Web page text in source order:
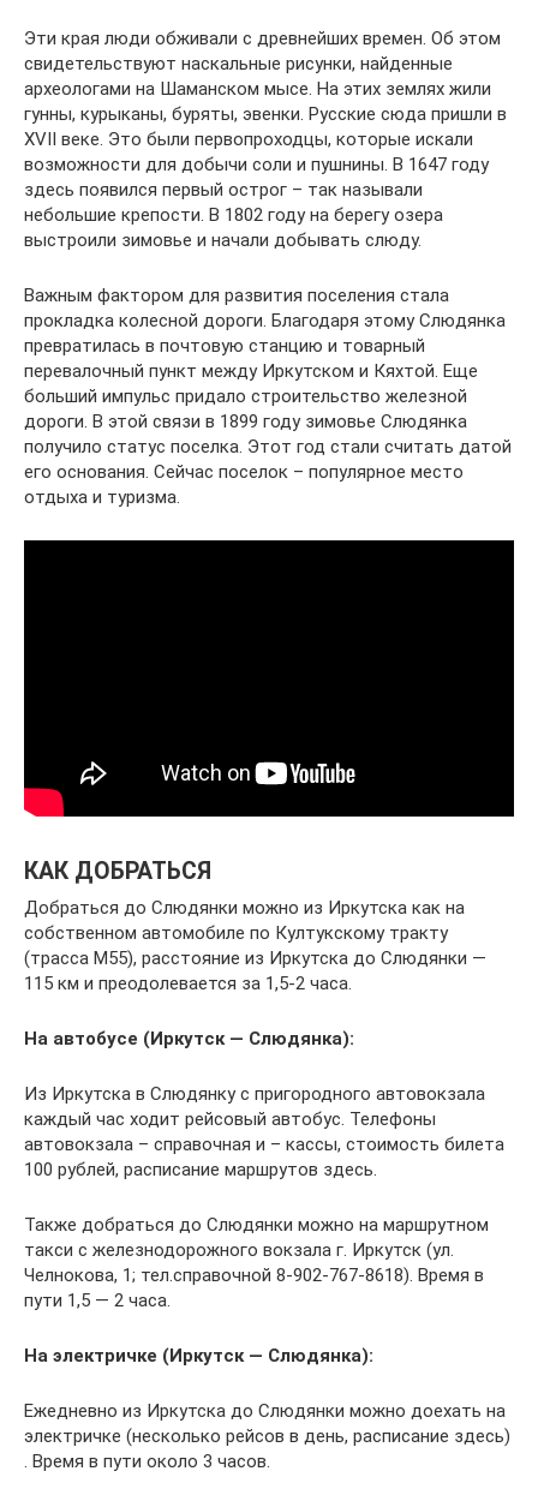
Эти края люди обживали с древнейших времен. Об этом
свидетельствуют наскальные рисунки, найденные
археологами на Шаманском мысе. На этих землях жили
гунны, курыканы, буряты, эвенки. Русские сюда пришли в
XVII веке. Это были первопроходцы, которые искали
возможности для добычи соли и пушнины. В 1647 году
здесь появился первый острог – так называли
небольшие крепости. В 1802 году на берегу озера
выстроили зимовье и начали добывать слюду.
Важным фактором для развития поселения стала
прокладка колесной дороги. Благодаря этому Слюдянка
превратилась в почтовую станцию и товарный
перевалочный пункт между Иркутском и Кяхтой. Еще
больший импульс придало строительство железной
дороги. В этой связи в 1899 году зимовье Слюдянка
получило статус поселка. Этот год стали считать датой
его основания. Сейчас поселок – популярное место
отдыха и туризма.
КАК ДОБРАТЬСЯ
Добраться до Слюдянки можно из Иркутска как на
собственном автомобиле по Култукскому тракту
(трасса М55), расстояние из Иркутска до Слюдянки —
115 км и преодолевается за 1,5-2 часа.
На автобусе (Иркутск — Слюдянка):
Из Иркутска в Слюдянку с пригородного автовокзала
каждый час ходит рейсовый автобус. Телефоны
автовокзала – справочная и – кассы, стоимость билета
100 рублей, расписание маршрутов здесь.
Также добраться до Слюдянки можно на маршрутном
такси с железнодорожного вокзала г. Иркутск (ул.
Челнокова, 1; тел.справочной 8-902-767-8618). Время в
пути 1,5 — 2 часа.
На электричке (Иркутск — Слюдянка):
Ежедневно из Иркутска до Слюдянки можно доехать на
электричке (несколько рейсов в день, расписание здесь)
. Время в пути около 3 часов.